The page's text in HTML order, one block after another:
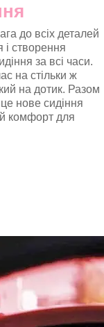
до всіх деталей
і створення
за всі часи.
на стільки ж
на дотик. Разом
нове сидіння
комфорт для